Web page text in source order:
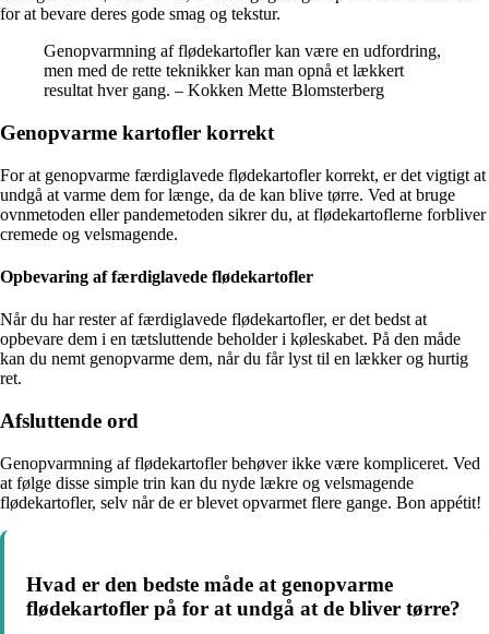
for at bevare deres gode smag og tekstur.
Genopvarmning af flødekartofler kan være en udfordring,
men med de rette teknikker kan man opnå et lækkert
resultat hver gang. – Kokken Mette Blomsterberg
Genopvarme kartofler korrekt
For at genopvarme færdiglavede flødekartofler korrekt, er det vigtigt at
undgå at varme dem for længe, da de kan blive tørre. Ved at bruge
ovnmetoden eller pandemetoden sikrer du, at flødekartoflerne forbliver
cremede og velsmagende.
Opbevaring af færdiglavede flødekartofler
Når du har rester af færdiglavede flødekartofler, er det bedst at
opbevare dem i en tætsluttende beholder i køleskabet. På den måde
kan du nemt genopvarme dem, når du får lyst til en lækker og hurtig
ret.
Afsluttende ord
Genopvarmning af flødekartofler behøver ikke være kompliceret. Ved
at følge disse simple trin kan du nyde lækre og velsmagende
flødekartofler, selv når de er blevet opvarmet flere gange. Bon appétit!
Hvad er den bedste måde at genopvarme
flødekartofler på for at undgå at de bliver tørre?